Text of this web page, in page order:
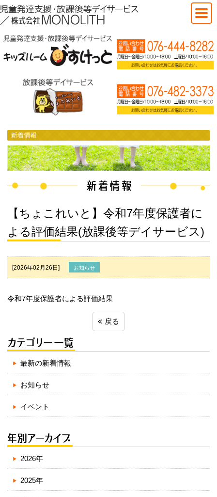
【ちょこれいと】令和7年度保護者に
よる評価結果(放課後等デイサービス)
[2026年02月26日] お知らせ
令和7年度保護者による評価結果
戻る
最新の新着情報
お知らせ
イベント
2026年
2025年